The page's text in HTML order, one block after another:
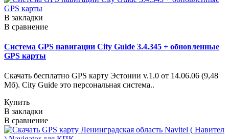
В закладки
В сравнение
Система GPS навигации City Guide 3.4.345 + обновленные
GPS карты
Скачать бесплатно GPS карту Эстонии v.1.0 от 14.06.06 (9,48
Мб). City Guide это персональная система..
Купить
В закладки
В сравнение